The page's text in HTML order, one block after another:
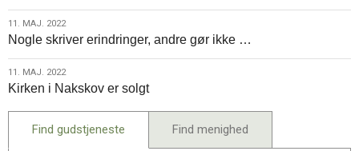
2022
11.
maj.
2022
11. MAJ. 2022
Nogle skriver erindringer, andre gør ikke …
11.
maj.
2022
11. MAJ. 2022
Kirken i Nakskov er solgt
Find gudstjeneste Find menighed